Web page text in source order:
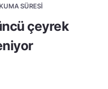
SÜRESI
çeyrek